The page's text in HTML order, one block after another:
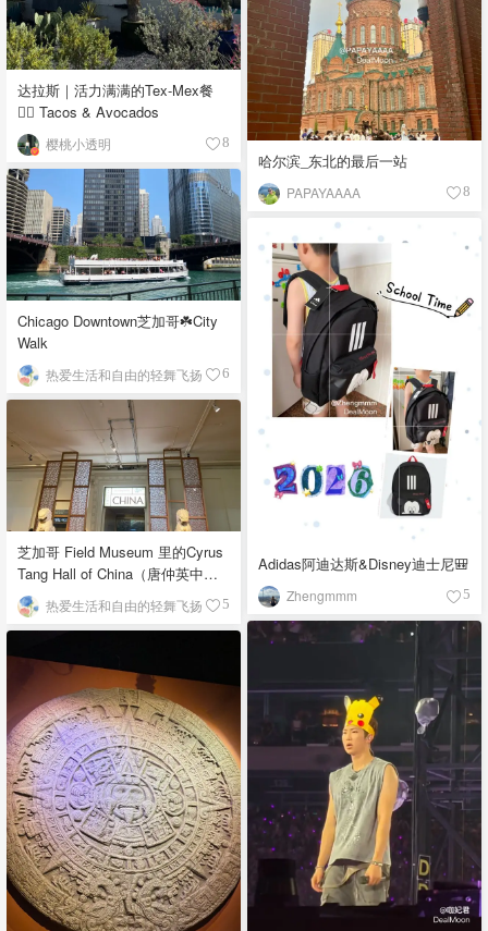
达拉斯｜活力满满的Tex-Mex餐
👉🏼 Tacos & Avocados
樱桃小透明 8
哈尔滨_东北的最后一站
PAPAYAAAA 8
Chicago Downtown芝加哥☘️City
Walk
热爱生活和自由的轻舞飞扬 6
Adidas阿迪达斯&Disney迪士尼🎒
Zhengmmm 5
芝加哥 Field Museum 里的Cyrus
Tang Hall of China（唐仲英中国
馆） 热爱生活和自由的轻舞飞扬 5